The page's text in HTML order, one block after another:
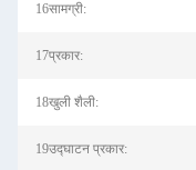
16सामग्री:
17प्रकार:
18खुली शैली:
19उद्घाटन प्रकार: